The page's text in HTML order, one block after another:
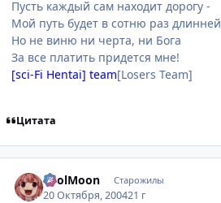
Пусть каждый сам находит дорогу -
Мой путь будет в сотню раз длинней
Но не виню ни черта, ни Бога
За все платить придется мне!
[sci-Fi Hentai] team[Losers Team]
Цитата
FoolMoon Старожилы
20 Октября, 200421 г